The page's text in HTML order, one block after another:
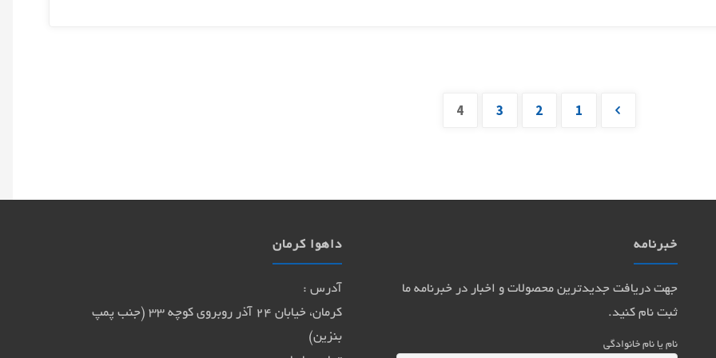
نوشته‌ها
1
2
3
4
خبرنامه
جهت دریافت جدیدترین محصولات و اخبار در خبرنامه ما
ثبت نام کنید.
نام یا نام خانوادگی
داهوا کرمان
آدرس :
کرمان، خیابان 24 آذر روبروی کوچه 33 (جنب پمپ
بنزین)